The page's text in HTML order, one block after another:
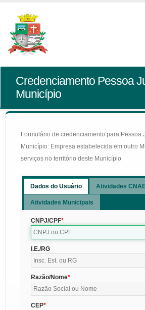
Credenciamento Pessoa
Município
Formulário de credenciamento para Pessoa
Município: Empresa estabelecida em outro
serviços no território deste Município
Dados do Usuário Atividades
Atividades Municipais
CNPJ/CPF
I.E./RG
Razão/Nome
CEP